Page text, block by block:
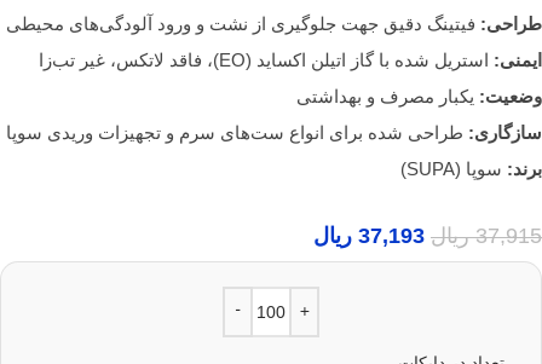
طراحی: فیتینگ دقیق جهت جلوگیری از نشت و ورود آلودگی‌های محیطی
ایمنی: استریل شده با گاز اتیلن اکساید (EO)، فاقد لاتکس، غیر تب‌زا
وضعیت: یکبار مصرف و بهداشتی
سازگاری: طراحی شده برای انواع ست‌های سرم و تجهیزات وریدی سوپا
برند: سوپا (SUPA)
37,915 ریال 37,193 ریال